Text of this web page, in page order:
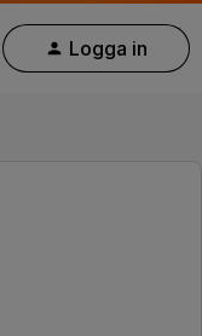
Logga in